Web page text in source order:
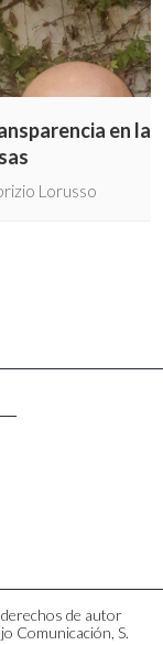
en las
Lorusso
de autor
Comunicación, S.